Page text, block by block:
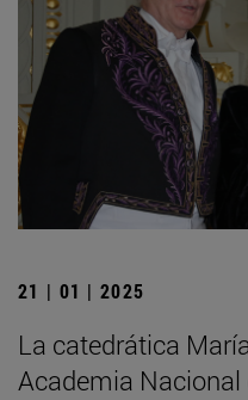
21 | 01 | 2025
La catedrática
Academia Nacional